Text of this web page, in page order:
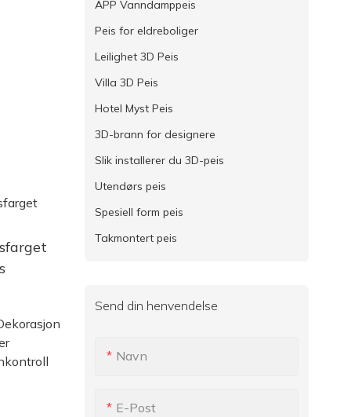
APP Vanndamppeis
Peis for eldreboliger
Leilighet 3D Peis
Villa 3D Peis
Hotel Myst Peis
3D-brann for designere
Slik installerer du 3D-peis
Utendørs peis
Spesiell form peis
Takmontert peis
Send din henvendelse
Navn
E-Post